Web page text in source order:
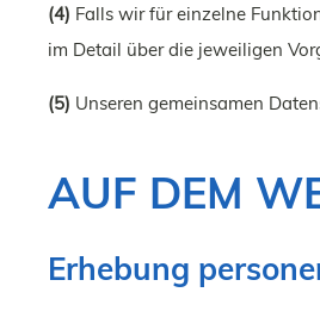
(4) Falls wir für einzelne
im Detail über die jeweiligen
(5) Unseren gemeinsamen
AUF DEM
Erhebung